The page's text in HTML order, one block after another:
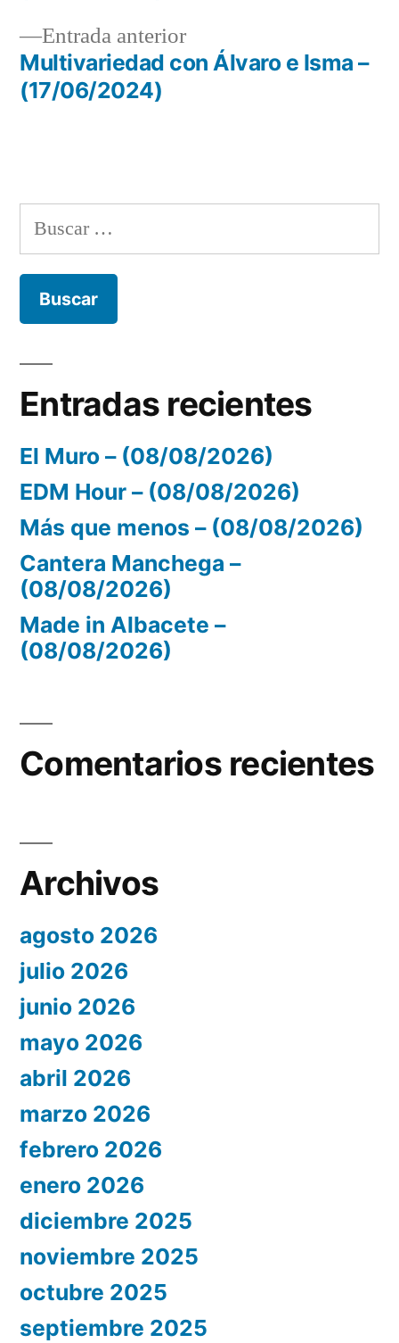
entradas
Entrada anteriorEntrada
anterior:
Multivariedad con Álvaro e Isma –
(17/06/2024)
Buscar:
Entradas recientes
El Muro – (08/08/2026)
EDM Hour – (08/08/2026)
Más que menos – (08/08/2026)
Cantera Manchega –
(08/08/2026)
Made in Albacete –
(08/08/2026)
Comentarios recientes
Archivos
agosto 2026
julio 2026
junio 2026
mayo 2026
abril 2026
marzo 2026
febrero 2026
enero 2026
diciembre 2025
noviembre 2025
octubre 2025
septiembre 2025